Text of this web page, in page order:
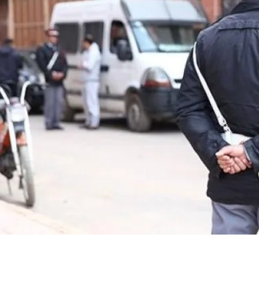
في سبتة
جراء ارتفاع أسعار الوقود
أمني والوقاية المدنية تتدخل
تحت مجهر مطالب الشارع